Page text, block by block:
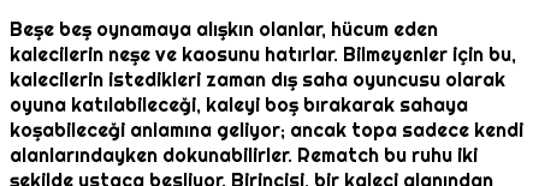
Beşe beş oynamaya alışkın olanlar, hücum eden
kalecilerin neşe ve kaosunu hatırlar. Bilmeyenler için bu,
kalecilerin istedikleri zaman dış saha oyuncusu olarak
oyuna katılabileceği, kaleyi boş bırakarak sahaya
koşabileceği anlamına geliyor; ancak topa sadece kendi
alanlarındayken dokunabilirler. Rematch bu ruhu iki
şekilde ustaca besliyor. Birincisi, bir kaleci alanından